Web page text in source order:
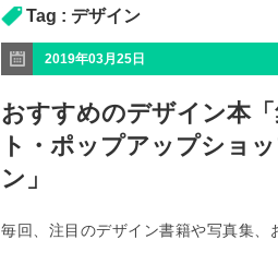
Tag : デザイン
2019年03月25日
おすすめのデザイン本
ト・ポップアップショ
ン」
毎回、注目のデザイン書籍や写真集、